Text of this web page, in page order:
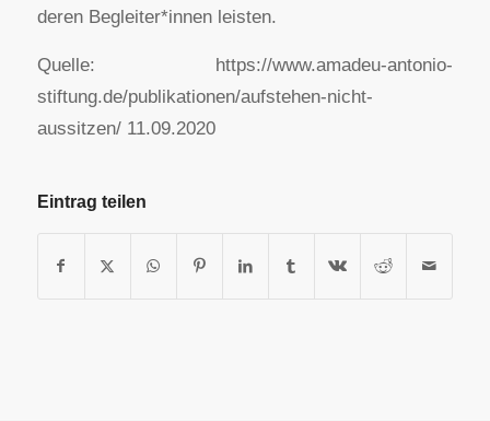
deren Begleiter*innen leisten.
Quelle: https://www.amadeu-antonio-
stiftung.de/publikationen/aufstehen-nicht-
aussitzen/ 11.09.2020
Eintrag teilen